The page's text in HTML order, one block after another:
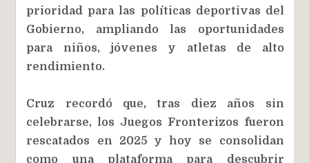
prioridad para las políticas deportivas del
Gobierno, ampliando las oportunidades
para niños, jóvenes y atletas de alto
rendimiento.
Cruz recordó que, tras diez años sin
celebrarse, los Juegos Fronterizos fueron
rescatados en 2025 y hoy se consolidan
como una plataforma para descubrir